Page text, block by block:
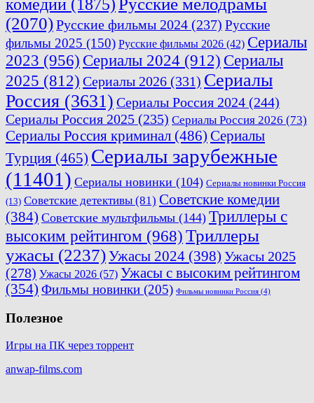
комедии (1875)Русские мелодрамы
(2070)Русские фильмы 2024 (237) Русские
фильмы 2025 (150) Русские фильмы 2026 (42) Сериалы
2023 (956) Сериалы 2024 (912) Сериалы
2025 (812) Сериалы 2026 (331) Сериалы
Россия (3631) Сериалы Россия 2024 (244)
Сериалы Россия 2025 (235) Сериалы Россия 2026 (73)
Сериалы Россия криминал (486) Сериалы
Турция (465) Сериалы зарубежные
(11401) Сериалы новинки (104) Сериалы новинки Россия
(13) Советские детективы (81) Советские комедии
(384) Советские мультфильмы (144) Триллеры с
высоким рейтингом (968) Триллеры
ужасы (2237)Ужасы 2024 (398) Ужасы 2025
(278) Ужасы 2026 (57) Ужасы с высоким рейтингом
(354) Фильмы новинки (205) Фильмы новинки Россия (4)
Полезное
Игры на ПК через торрент
anwap-films.com